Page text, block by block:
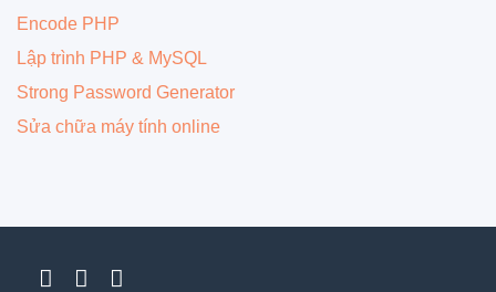
Encode PHP
Lập trình PHP & MySQL
Strong Password Generator
Sửa chữa máy tính online